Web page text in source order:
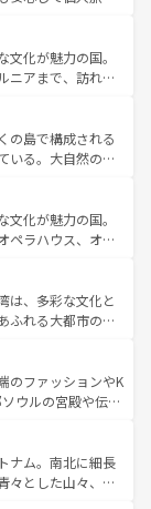
はのユニークな
歩きも満喫する
価も高いが、旅行
なお、新
照してほしい。
化が魅力の国。
ニアまで、訪れる
、エンターテイ
。一方、アメリカ
ニオンやイエロー
融合した独特の
異なる魅力を楽
感じることができ
。
の島で構成される
いる。大自然の神
といえばオアフ
やカウアイ島が
をはじめ、豊かな
くれるハワイの
アンミュージッ
ハワイの魅力を彩
化が魅力の国。
ペラハウス、オー
（エアーズロッ
ンズの熱帯雨林な
やワイン、オージ
ーフィンやダイ
きにはたまらな
に味わいつくそ
は、多彩な文化と
ふれる大都市の台
ど、都市の喧騒
人に新しい発見と
台湾の食文化も魅
ティ豊かな料理
コンテンツ一覧を参
のファッションやK
ウルの宮殿や伝統
を楽しむことが
ストリートフード
。夜には、韓国な
ナム。南北に細長
々とした山々、世